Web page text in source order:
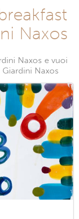
Naxos
Naxos e vuoi
Giardini Naxos